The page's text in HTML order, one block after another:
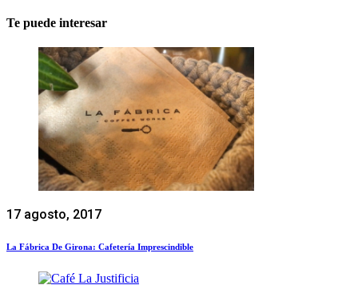
Te puede interesar
17 agosto, 2017
La Fábrica De Girona: Cafetería Imprescindible